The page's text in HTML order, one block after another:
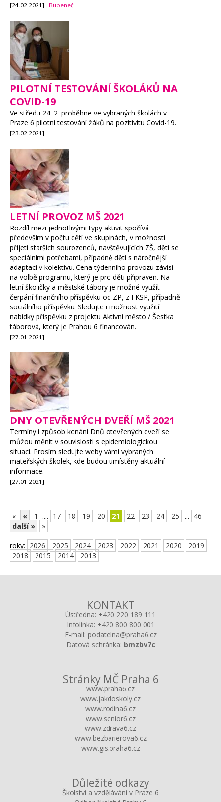
[24.02.2021] Bubeneč
PILOTNÍ TESTOVÁNÍ ŠKOLÁKŮ NA
COVID-19
Ve středu 24. 2. proběhne ve vybraných školách v
Praze 6 pilotní testování žáků na pozitivitu Covid-19.
[23.02.2021]
LETNÍ PROVOZ MŠ 2021
Rozdíl mezi jednotlivými typy aktivit spočívá
především v počtu dětí ve skupinách, v možnosti
přijetí starších sourozenců, navštěvujících ZŠ, dětí se
speciálními potřebami, případně dětí s náročnější
adaptací v kolektivu. Cena týdenního provozu závisí
na volbě programu, který je pro děti připraven. Na
letní školičky a městské tábory je možné využít
čerpání finančního příspěvku od ZP, z FKSP, případně
sociálního příspěvku. Sledujte i možnost využití
nabídky příspěvku z projektu Aktivní město / Šestka
táborová, který je Prahou 6 financován.
[27.01.2021]
DNY OTEVŘENÝCH DVEŘÍ MŠ 2021
Termíny i způsob konání Dnů otevřených dveří se
můžou měnit v souvislosti s epidemiologickou
situací. Prosím sledujte weby vámi vybraných
mateřských školek, kde budou umístěny aktuální
informace.
[27.01.2021]
« « 1 .... 17 18 19 20 21 22 23 24 25 .... 46
další »
»
roky: 2026 2025 2024 2023 2022 2021 2020
2019
2018
2015 2014 2013
KONTAKT
Ústředna: +420 220 189 111
Infolinka: +420 800 800 001
E-mail: podatelna@praha6.cz
Datová schránka: bmzbv7c
Stránky MČ Praha 6
www.praha6.cz
www.jakdoskoly.cz
www.rodina6.cz
www.senior6.cz
www.zdrava6.cz
www.bezbarierova6.cz
www.gis.praha6.cz
Důležité odkazy
Školství a vzdělávání v Praze 6